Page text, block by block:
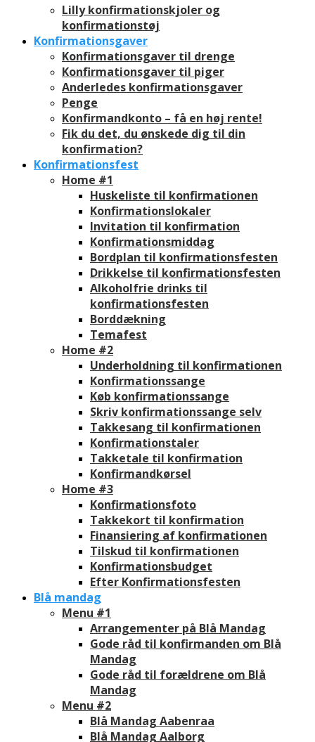
Lilly konfirmationskjoler og
konfirmationstøj
Konfirmationsgaver
Konfirmationsgaver til drenge
Konfirmationsgaver til piger
Anderledes konfirmationsgaver
Penge
Konfirmandkonto – få en høj rente!
Fik du det, du ønskede dig til din
konfirmation?
Konfirmationsfest
Home #1
Huskeliste til konfirmationen
Konfirmationslokaler
Invitation til konfirmation
Konfirmationsmiddag
Bordplan til konfirmationsfesten
Drikkelse til konfirmationsfesten
Alkoholfrie drinks til
konfirmationsfesten
Borddækning
Temafest
Home #2
Underholdning til konfirmationen
Konfirmationssange
Køb konfirmationssange
Skriv konfirmationssange selv
Takkesang til konfirmationen
Konfirmationstaler
Takketale til konfirmation
Konfirmandkørsel
Home #3
Konfirmationsfoto
Takkekort til konfirmation
Finansiering af konfirmationen
Tilskud til konfirmationen
Konfirmationsbudget
Efter Konfirmationsfesten
Blå mandag
Menu #1
Arrangementer på Blå Mandag
Gode råd til konfirmanden om Blå
Mandag
Gode råd til forældrene om Blå
Mandag
Menu #2
Blå Mandag Aabenraa
Blå Mandag Aalborg